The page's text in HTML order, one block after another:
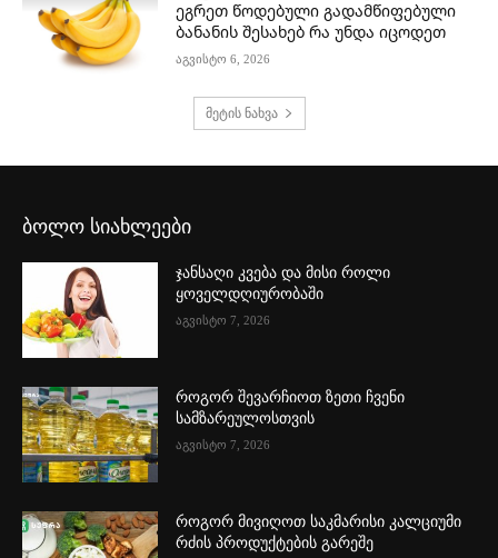
ეგრეთ წოდებული გადამწიფებული
ბანანის შესახებ რა უნდა იცოდეთ
აგვისტო 6, 2026
მეტის ნახვა
ბოლო სიახლეები
ჯანსაღი კვება და მისი როლი
ყოველდღიურობაში
აგვისტო 7, 2026
როგორ შევარჩიოთ ზეთი ჩვენი
სამზარეულოსთვის
აგვისტო 7, 2026
როგორ მივიღოთ საკმარისი კალციუმი
რძის პროდუქტების გარეშე